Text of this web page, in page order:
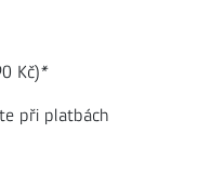
Kč)*
při platbách